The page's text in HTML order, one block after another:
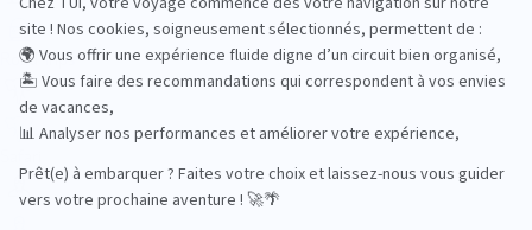
Road Trips